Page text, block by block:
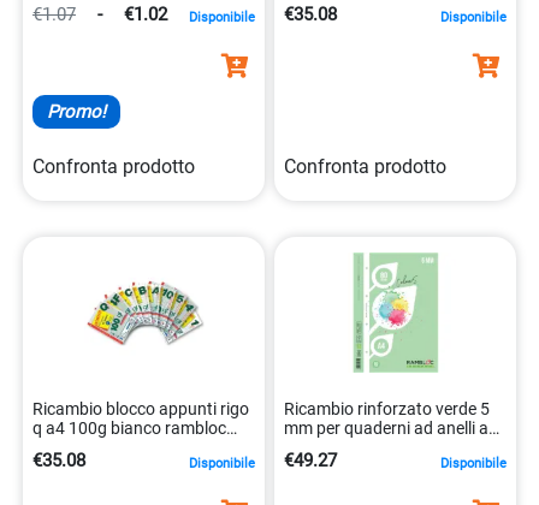
€1.07 - €1.02 Disponibile
Promo!
Confronta prodotto
8023485243214
€35.08 Disponibile
Confronta prodotto
Ricambio blocco appunti rigo
q a4 100g bianco rambloc
€35.08 Disponibile
Ricambio rinforzato verde 5
mm per quaderni ad anelli a4
€49.27 Disponibile